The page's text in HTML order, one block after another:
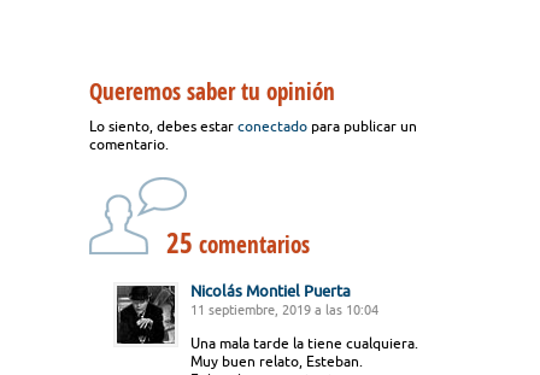
Queremos saber tu opinión
Lo siento, debes estar conectado para publicar un
comentario.
25 comentarios
Nicolás Montiel Puerta
11 septiembre, 2019 a las 10:04
Una mala tarde la tiene cualquiera.
Muy buen relato, Esteban.